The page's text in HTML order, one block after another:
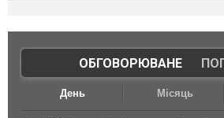
ОБГОВОРЮВАНЕ|
День Місяць